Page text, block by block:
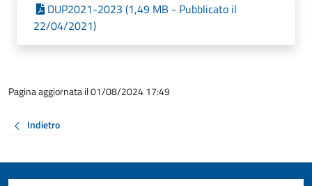
DUP2021-2023 (1,49 MB - Pubblicato il
22/04/2021)
Pagina aggiornata il 01/08/2024 17:49
Indietro